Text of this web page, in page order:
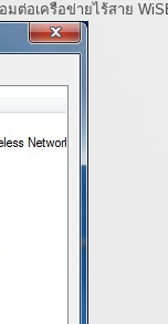
ต่อเครือข่ายไร้สาย